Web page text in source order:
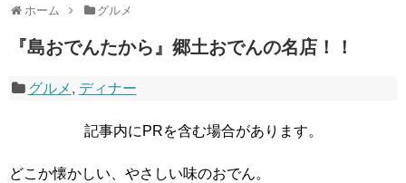
ホーム グルメ
『島おでんたから』郷土おでんの名店！！
グルメ , ディナー
記事内にPRを含む場合があります。
どこか懐かしい、やさしい味のおでん。